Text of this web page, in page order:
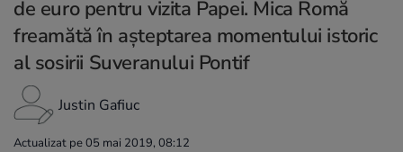
de euro pentru vizita Papei. Mica Romă
freamătă în așteptarea momentului istoric
al sosirii Suveranului Pontif
Justin Gafiuc
Actualizat pe 05 mai 2019, 08:12